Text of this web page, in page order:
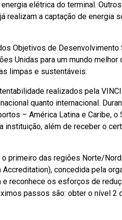
elétrica do terminal.
realizam a captação de energia
Objetivos de
Unidas para um mundo melhor
limpas e sustentáveis.
realizados pela
quanto internacional.
– América Latina e Caribe, o
instituição, além de receber o
primeiro das regiões Norte/
concedida pela
e reconhece os esforços de
passos são: obter o nível 2